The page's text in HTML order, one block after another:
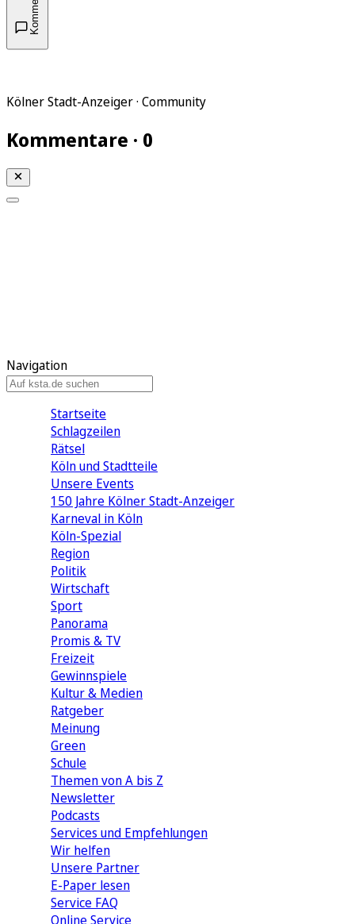
Kölner Stadt-Anzeiger · Community
Kommentare · 0
Navigation
Startseite
Schlagzeilen
Rätsel
Köln und Stadtteile
Unsere Events
150 Jahre Kölner Stadt-Anzeiger
Karneval in Köln
Köln-Spezial
Region
Politik
Wirtschaft
Sport
Panorama
Promis & TV
Freizeit
Gewinnspiele
Kultur & Medien
Ratgeber
Meinung
Green
Schule
Themen von A bis Z
Newsletter
Podcasts
Services und Empfehlungen
Wir helfen
Unsere Partner
E-Paper lesen
Service FAQ
Online Service